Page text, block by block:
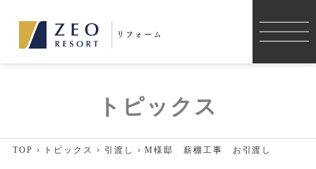
トピックス
TOP › トピックス › 引渡し › M様邸 薪棚工事 お引渡し